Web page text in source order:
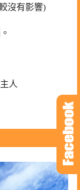
沒有影響)
主人